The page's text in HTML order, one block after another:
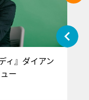
ィ』ダイアン
タビュー